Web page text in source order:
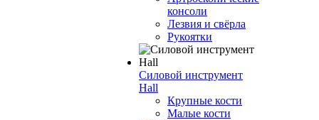
консоли
Лезвия и свёрла
Рукоятки
Силовой инструмент
Hall
Крупные кости
Малые кости